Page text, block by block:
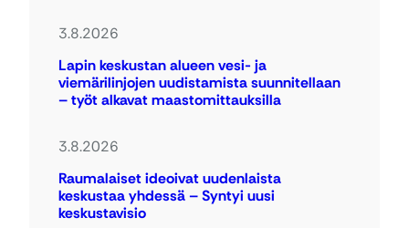
3.8.2026
Lapin keskustan alueen vesi- ja
viemärilinjojen uudistamista suunnitellaan
– työt alkavat maastomittauksilla
3.8.2026
Raumalaiset ideoivat uudenlaista
keskustaa yhdessä – Syntyi uusi
keskustavisio